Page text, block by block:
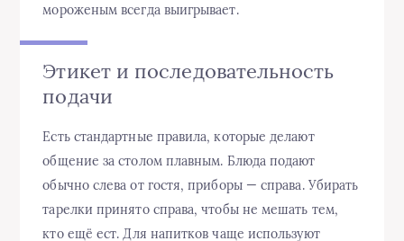
мороженым всегда выигрывает.
Этикет и последовательность
подачи
Есть стандартные правила, которые делают
общение за столом плавным. Блюда подают
обычно слева от гостя, приборы — справа. Убирать
тарелки принято справа, чтобы не мешать тем,
кто ещё ест. Для напитков чаще используют